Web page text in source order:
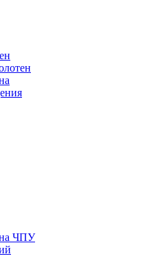
на ЧПУ